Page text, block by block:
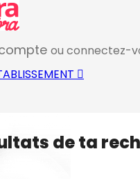
ou connectez-
de ta